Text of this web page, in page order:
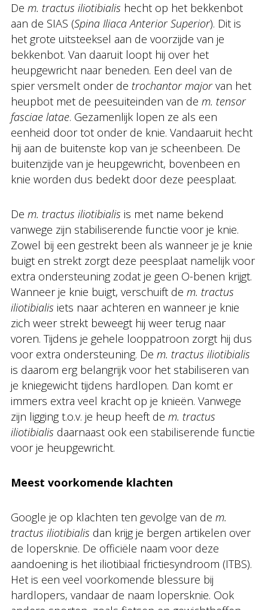
De m. tractus iliotibialis hecht op het bekkenbot
aan de SIAS (Spina Iliaca Anterior Superior). Dit is
het grote uitsteeksel aan de voorzijde van je
bekkenbot. Van daaruit loopt hij over het
heupgewricht naar beneden. Een deel van de
spier versmelt onder de trochantor majorvan het
heupbot met de peesuiteinden van de m. tensor
fasciae latae. Gezamenlijk lopen ze als een
eenheid door tot onder de knie. Vandaaruit hecht
hij aan de buitenste kop van je scheenbeen. De
buitenzijde van je heupgewricht, bovenbeen en
knie worden dus bedekt door deze peesplaat.
De m. tractus iliotibialis is met name bekend
vanwege zijn stabiliserende functie voor je knie.
Zowel bij een gestrekt been als wanneer je je knie
buigt en strekt zorgt deze peesplaat namelijk voor
extra ondersteuning zodat je geen O-benen krijgt.
Wanneer je knie buigt, verschuift de m. tractus
iliotibialis iets naar achteren en wanneer je knie
zich weer strekt beweegt hij weer terug naar
voren. Tijdens je gehele looppatroon zorgt hij dus
voor extra ondersteuning. De m. tractus iliotibialis
is daarom erg belangrijk voor het stabiliseren van
je kniegewicht tijdens hardlopen. Dan komt er
immers extra veel kracht op je knieën. Vanwege
zijn ligging t.o.v. je heup heeft de m. tractus
iliotibialis daarnaast ook een stabiliserende functie
voor je heupgewricht.
Meest voorkomende klachten
Google je op klachten ten gevolge van de m.
tractus iliotibialis dan krijg je bergen artikelen over
de lopersknie. De officiële naam voor deze
aandoening is het iliotibiaal frictiesyndroom (ITBS).
Het is een veel voorkomende blessure bij
hardlopers, vandaar de naam lopersknie. Ook